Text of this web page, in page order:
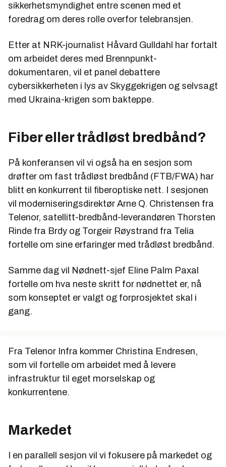
sikkerhetsmyndighet entre scenen med et
foredrag om deres rolle overfor telebransjen.
Etter at NRK-journalist Håvard Gulldahl har fortalt
om arbeidet deres med Brennpunkt-
dokumentaren, vil et panel debattere
cybersikkerheten i lys av Skyggekrigen og selvsagt
med Ukraina-krigen som bakteppe.
Fiber eller trådløst bredbånd?
På konferansen vil vi også ha en sesjon som
drøfter om fast trådløst bredbånd (FTB/FWA) har
blitt en konkurrent til fiberoptiske nett. I sesjonen
vil moderniseringsdirektør Arne Q. Christensen fra
Telenor, satellitt-bredbånd-leverandøren Thorsten
Rinde fra Brdy og Torgeir Røystrand fra Telia
fortelle om sine erfaringer med trådløst bredbånd.
Samme dag vil Nødnett-sjef Eline Palm Paxal
fortelle om hva neste skritt for nødnettet er, nå
som konseptet er valgt og forprosjektet skal i
gang.
Fra Telenor Infra kommer Christina Endresen,
som vil fortelle om arbeidet med å levere
infrastruktur til eget morselskap og
konkurrentene.
Markedet
I en parallell sesjon vil vi fokusere på markedet og